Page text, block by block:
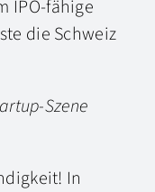
IPO-fähige
die Schweiz
Szene
In